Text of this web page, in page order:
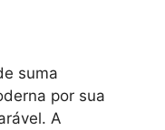
suma
por sua
A